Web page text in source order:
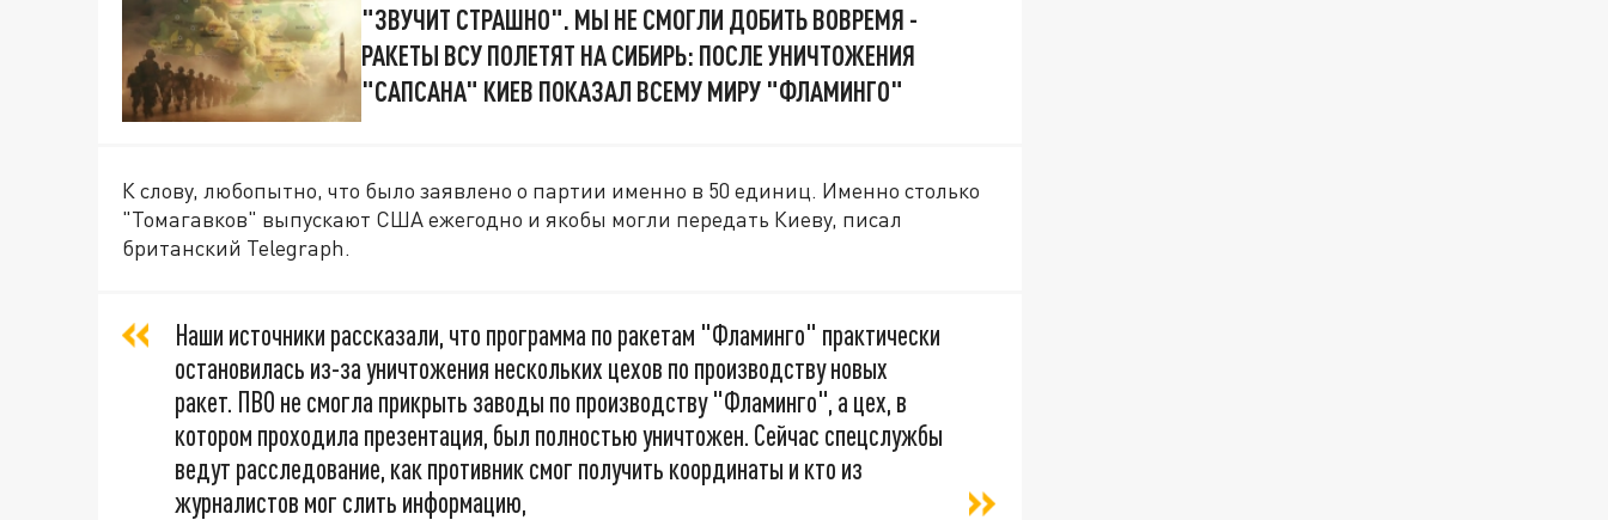
"ЗВУЧИТ СТРАШНО". МЫ НЕ СМОГЛИ ДОБИТЬ ВОВРЕМЯ -
РАКЕТЫ ВСУ ПОЛЕТЯТ НА СИБИРЬ: ПОСЛЕ УНИЧТОЖЕНИЯ
"САПСАНА" КИЕВ ПОКАЗАЛ ВСЕМУ МИРУ "ФЛАМИНГО"
К слову, любопытно, что было заявлено о партии именно в 50 единиц. Именно столько
"Томагавков" выпускают США ежегодно и якобы могли передать Киеву, писал
британский Telegraph.
Наши источники рассказали, что программа по ракетам "Фламинго" практически
остановилась из-за уничтожения нескольких цехов по производству новых
ракет. ПВО не смогла прикрыть заводы по производству "Фламинго", а цех, в
котором проходила презентация, был полностью уничтожен. Сейчас спецслужбы
ведут расследование, как противник смог получить координаты и кто из
журналистов мог слить информацию,